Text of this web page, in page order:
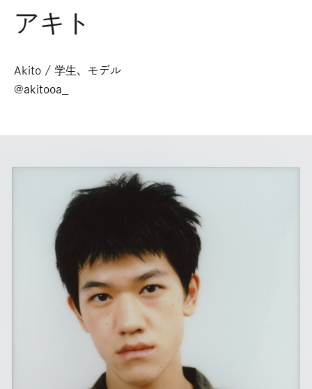
アキト
Akito / 学生、モデル
@akitooa_